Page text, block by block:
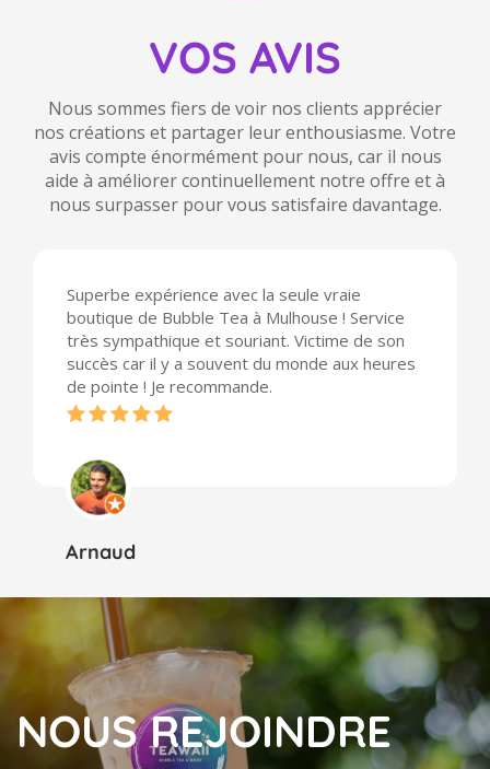
VOS AVIS
Nous sommes fiers de voir nos clients apprécier
nos créations et partager leur enthousiasme. Votre
avis compte énormément pour nous, car il nous
aide à améliorer continuellement notre offre et à
nous surpasser pour vous satisfaire davantage.
Superbe expérience avec la seule vraie
boutique de Bubble Tea à Mulhouse ! Service
très sympathique et souriant. Victime de son
succès car il y a souvent du monde aux heures
de pointe ! Je recommande.
Arnaud
NOUS REJOINDRE